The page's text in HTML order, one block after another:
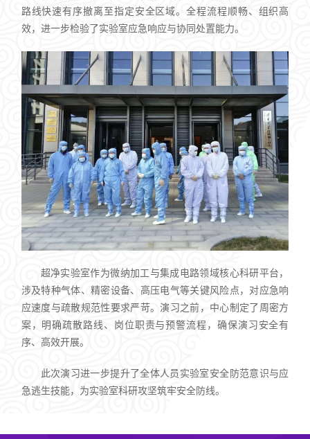
路线快速有序撤离至指定安全区域。全程流程顺畅、组织高
效，进一步检验了实验室应急响应与协同处置能力。
超净实验室作为微纳加工与集成电路领域核心科研平台，
涉及特种气体、精密设备、高压电气等关键风险点，对应急响
应速度与疏散规范性要求严苛。演习之前，中心制定了周密方
案，明确疏散路线、岗位职责与预警流程，确保演习安全有
序、高效开展。
此次演习进一步提升了全体人员实验室安全防范意识与应
急逃生技能，为实验室科研攻坚筑牢安全防线。